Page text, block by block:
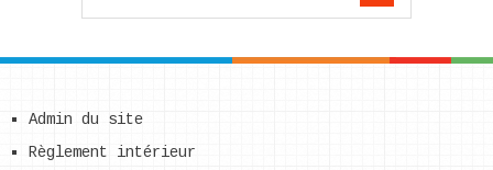
Admin du site
Règlement intérieur